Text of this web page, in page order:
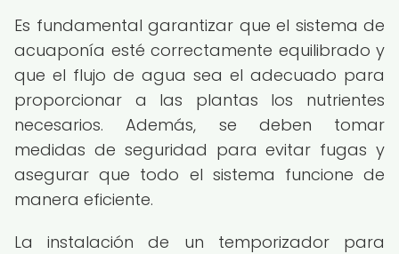
Es fundamental garantizar que el sistema de
acuaponía esté correctamente equilibrado y
que el flujo de agua sea el adecuado para
proporcionar a las plantas los nutrientes
necesarios. Además, se deben tomar
medidas de seguridad para evitar fugas y
asegurar que todo el sistema funcione de
manera eficiente.
La instalación de un temporizador para